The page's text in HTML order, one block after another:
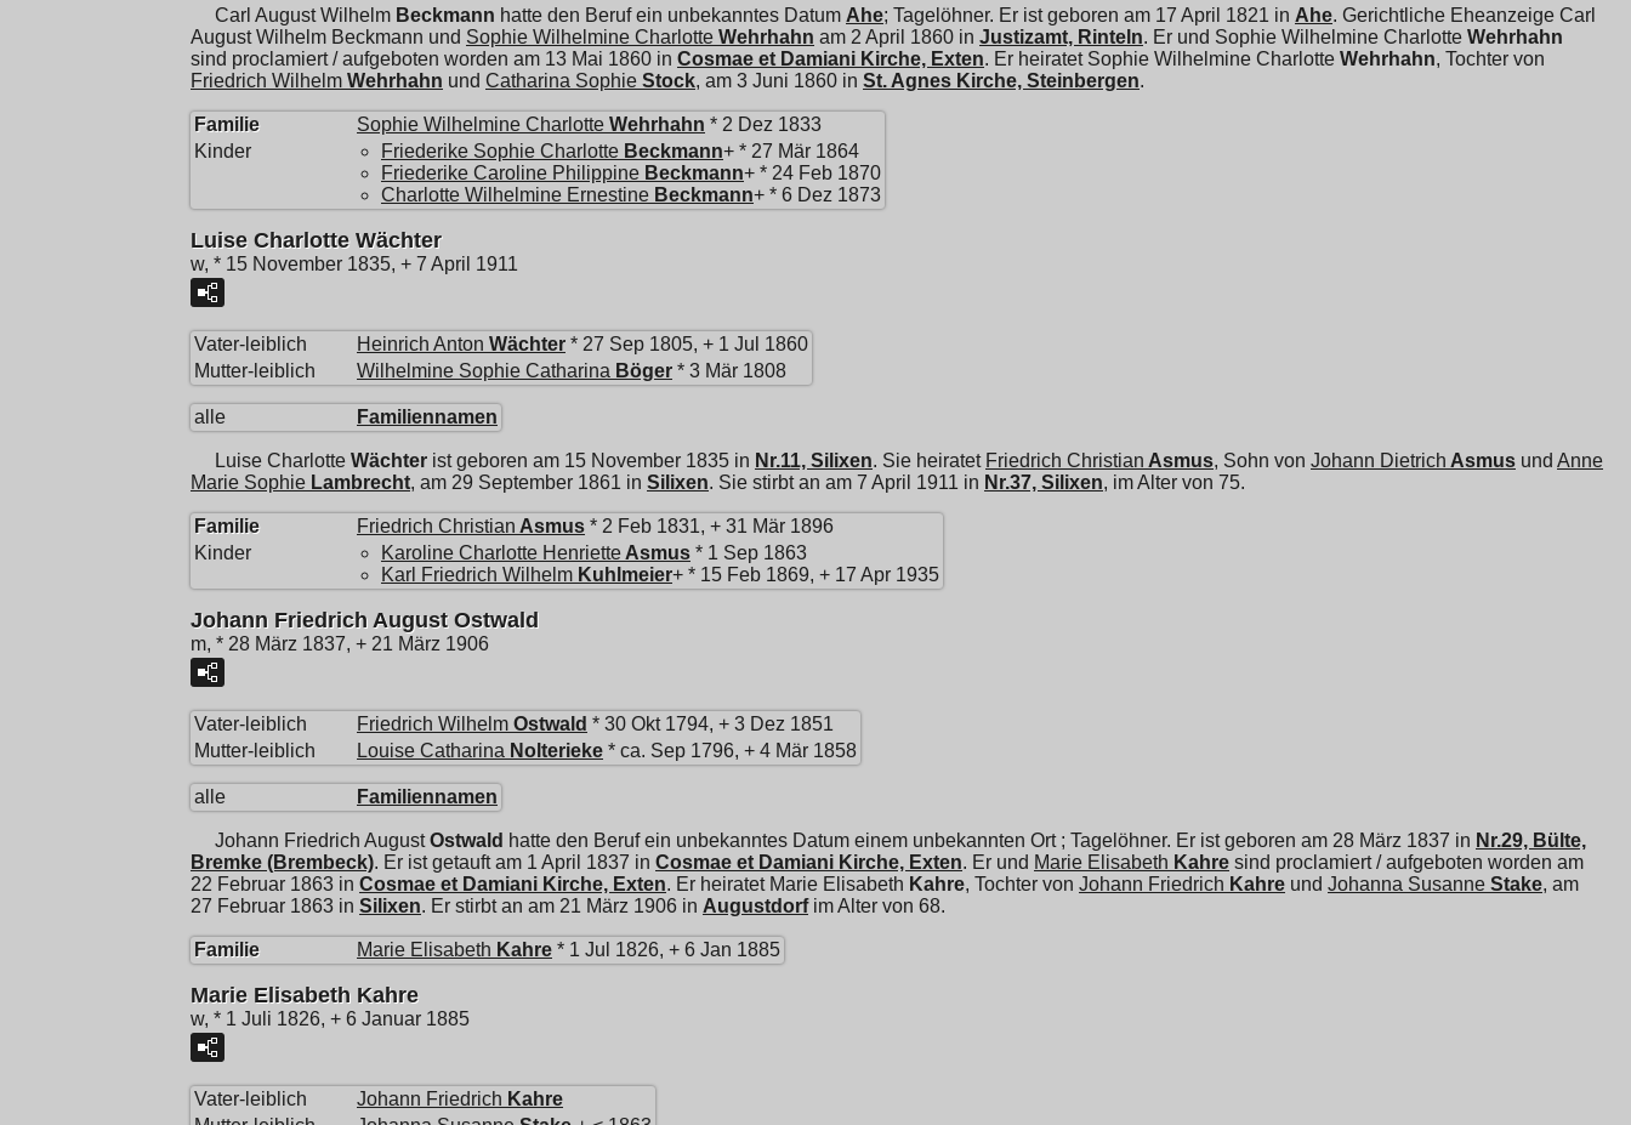
Carl August Wilhelm Beckmann hatte den Beruf ein unbekanntes Datum Ahe; Tagelöhner. Er ist geboren am 17 April 1821 in Ahe. Gerichtliche Eheanzeige Carl
August Wilhelm Beckmann und Sophie Wilhelmine Charlotte Wehrhahn am 2 April 1860 in Justizamt, Rinteln. Er und Sophie Wilhelmine Charlotte Wehrhahn
sind proclamiert / aufgeboten worden am 13 Mai 1860 in Cosmae et Damiani Kirche, Exten. Er heiratet Sophie Wilhelmine Charlotte Wehrhahn, Tochter von
Friedrich Wilhelm Wehrhahn und Catharina Sophie Stock, am 3 Juni 1860 in St. Agnes Kirche, Steinbergen.
Familie Sophie Wilhelmine Charlotte Wehrhahn * 2 Dez 1833
Kinder
Friederike Sophie Charlotte Beckmann+ * 27 Mär 1864
Friederike Caroline Philippine Beckmann+ * 24 Feb 1870
Charlotte Wilhelmine Ernestine Beckmann+ * 6 Dez 1873
Luise Charlotte Wächter
w, * 15 November 1835, + 7 April 1911
Vater-leiblich Heinrich Anton Wächter * 27 Sep 1805, + 1 Jul 1860
Mutter-leiblich
Wilhelmine Sophie Catharina Böger * 3 Mär 1808
alle Familiennamen
Luise Charlotte Wächter ist geboren am 15 November 1835 in Nr.11, Silixen. Sie heiratet Friedrich Christian Asmus, Sohn von Johann Dietrich Asmus und Anne
Marie Sophie Lambrecht, am 29 September 1861 in Silixen. Sie stirbt an am 7 April 1911 in Nr.37, Silixen, im Alter von 75.
Familie Friedrich Christian Asmus * 2 Feb 1831, + 31 Mär 1896
Kinder
Karoline Charlotte Henriette Asmus * 1 Sep 1863
Karl Friedrich Wilhelm Kuhlmeier+ * 15 Feb 1869, + 17 Apr 1935
Johann Friedrich August Ostwald
m, * 28 März 1837, + 21 März 1906
Vater-leiblich Friedrich Wilhelm Ostwald * 30 Okt 1794, + 3 Dez 1851
Mutter-leiblich
Louise Catharina Nolterieke * ca. Sep 1796, + 4 Mär 1858
alle Familiennamen
Johann Friedrich August Ostwald hatte den Beruf ein unbekanntes Datum einem unbekannten Ort ; Tagelöhner. Er ist geboren am 28 März 1837 in Nr.29, Bülte,
Bremke (Brembeck). Er ist getauft am 1 April 1837 in Cosmae et Damiani Kirche, Exten. Er und Marie Elisabeth Kahre sind proclamiert / aufgeboten worden am
22 Februar 1863 in Cosmae et Damiani Kirche, Exten. Er heiratet Marie Elisabeth Kahre, Tochter von Johann Friedrich Kahre und Johanna Susanne Stake, am
27 Februar 1863 in Silixen. Er stirbt an am 21 März 1906 in Augustdorfim Alter von 68.
Familie Marie Elisabeth Kahre * 1 Jul 1826, + 6 Jan 1885
Marie Elisabeth Kahre
w, * 1 Juli 1826, + 6 Januar 1885
Vater-leiblich Johann Friedrich Kahre